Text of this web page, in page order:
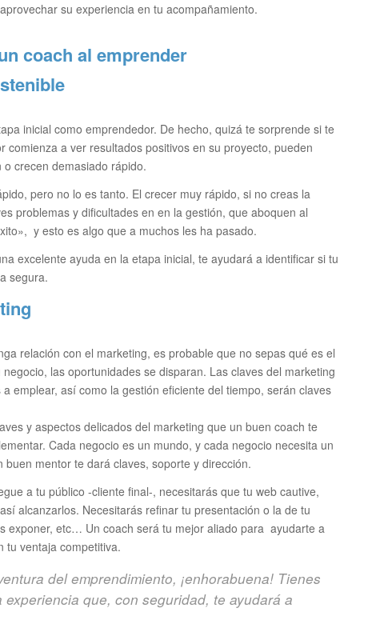
su experiencia en tu acompañamiento.
coach al emprender
inicial como emprendedor. De hecho, quizá te sorprende si te
comienza a ver resultados positivos en su proyecto, pueden
crecen demasiado rápido.
pero no lo es tanto. El crecer muy rápido, si no creas la
problemas y dificultades en en la gestión, que aboquen al
y esto es algo que a muchos les ha pasado.
excelente ayuda en la etapa inicial, te ayudará a identificar si tu
segura.
relación con el marketing, es probable que no sepas qué es el
las oportunidades se disparan. Las claves del marketing
emplear, así como la gestión eficiente del tiempo, serán claves
y aspectos delicados del marketing que un buen coach te
Cada negocio es un mundo, y cada negocio necesita un
mentor te dará claves, soporte y dirección.
a tu público -cliente final-, necesitarás que tu web cautive,
alcanzarlos. Necesitarás refinar tu presentación o la de tu
exponer, etc… Un coach será tu mejor aliado para ayudarte a
tu ventaja competitiva.
del emprendimiento, ¡enhorabuena! Tienes
que, con seguridad, te ayudará a